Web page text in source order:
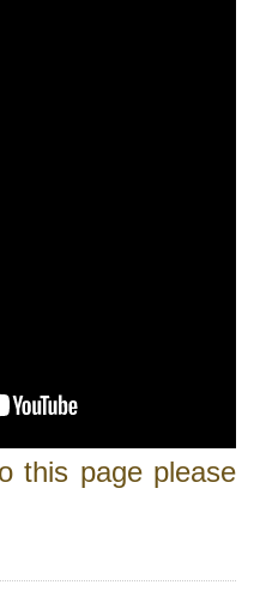
this page please